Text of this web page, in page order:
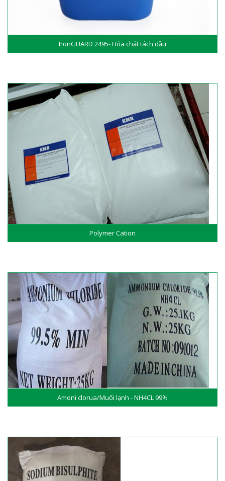
IronGUARD 2495- Hóa chất tách dầu
Polymer Cation
Amoni clorua/Muối lạnh - NH4CL 99%